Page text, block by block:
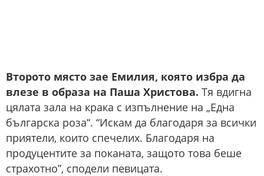
Второто място зае Емилия, която избра да
влезе в образа на Паша Христова. Тя вдигна
цялата зала на крака с изпълнение на „Една
българска роза“. “Искам да благодаря за всички
приятели, които спечелих. Благодаря на
продуцентите за поканата, защото това беше
страхотно”, сподели певицата.